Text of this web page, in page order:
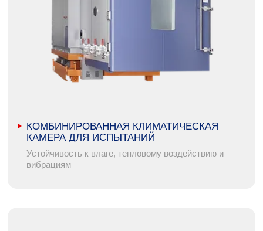
КОМБИНИРОВАННАЯ КЛИМАТИЧЕСКАЯ
КАМЕРА ДЛЯ ИСПЫТАНИЙ
Устойчивость к влаге, тепловому воздействию и
вибрациям